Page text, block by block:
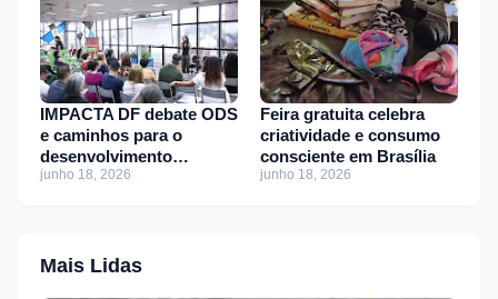
IMPACTA DF debate ODS
e caminhos para o
desenvolvimento
sustentável
junho 18, 2026
Feira gratuita celebra
criatividade e consumo
consciente em Brasília
junho 18, 2026
Mais Lidas